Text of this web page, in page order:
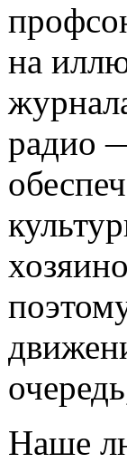
на
радио
Наше